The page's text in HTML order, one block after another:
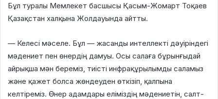
Бұл туралы Мемлекет басшысы Қасым-Жомарт Тоқаев
Қазақстан халқына Жолдауында айтты.
— Келесі мәселе. Бұл — жасанды интеллекті дәуіріндегі
мәдениет пен өнердің дамуы. Осы салаға бұрынғыдай
айрықша мән береміз, тиісті инфрақұрылымды саламыз
және қажет болса жөндеуден өткізіп, қалпына
келтіреміз. Өнер адамдары еліміздің мәдениетін, салт-